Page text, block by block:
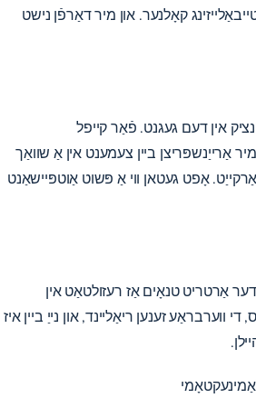
אַ סטייבאַלייזינג קאָלנער. און מיר דאַרפֿן נישט
יינציק אין דעם געגנט. פֿאַר קייפל
אַרייַנשפּריצן ביין צעמענט אין אַ שוואַך
אָפט געטאן ווי אַ פּשוט אַוטפּיישאַנט
אַרטריט טנאָים אַז רעזולטאַט אין
ווערבראַע זענען ריאַליינד, און נייַ ביין איז